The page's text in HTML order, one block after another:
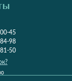
45
98
50